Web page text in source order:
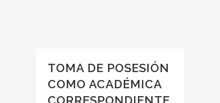
TOMA DE POSESIÓN
COMO ACADÉMICA